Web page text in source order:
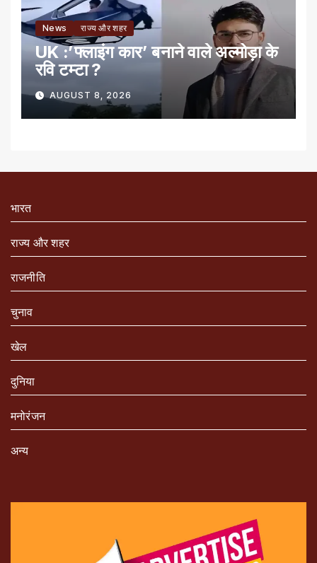
News राज्य और शहर
UK :’फ्लाइंग कार’ बनाने वाले अल्मोड़ा के
रवि टम्टा ?
AUGUST 8, 2026
भारत
राज्य और शहर
राजनीति
चुनाव
खेल
दुनिया
मनोरंजन
अन्य